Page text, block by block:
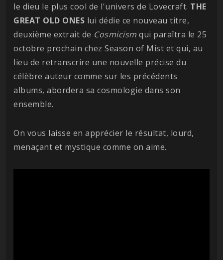
le dieu le plus cool de l'univers de Lovecraft. THE
GREAT OLD ONES lui dédie ce nouveau titre,
deuxième extrait de Cosmicism qui paraîtra le 25
octobre prochain chez Season of Mist et qui, au
lieu de retranscrire une nouvelle précise du
célèbre auteur comme sur les précédents
albums, abordera sa cosmologie dans son
ensemble.
On vous laisse en apprécier le résultat, lourd,
menaçant et mystique comme on aime.